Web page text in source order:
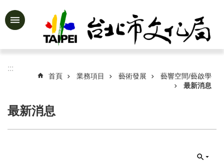
跳到主要內容區塊
進
公
:::
首頁 業務項目 藝術發展
藝響空間/藝啟學
最新消息
最新消息